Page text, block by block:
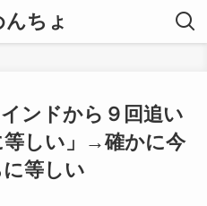
ちょ
ンドから９回追い
等しい」→確かに今
等しい